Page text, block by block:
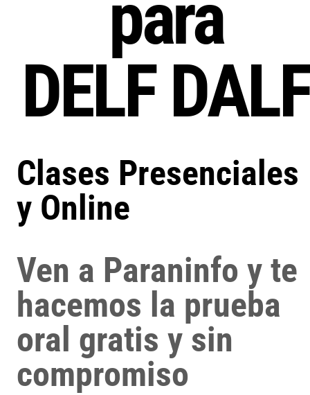
para
DELF
Clases Presenciales
y Online
Ven a Paraninfo y te
hacemos la prueba
oral gratis y sin
compromiso